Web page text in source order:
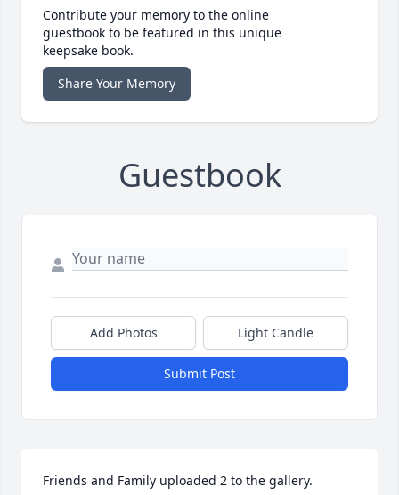
Contribute your memory to the online
guestbook to be featured in this unique
keepsake book.
Share Your Memory
Guestbook
Add Photos Light Candle
Submit Post
Friends and Family uploaded 2 to the gallery.